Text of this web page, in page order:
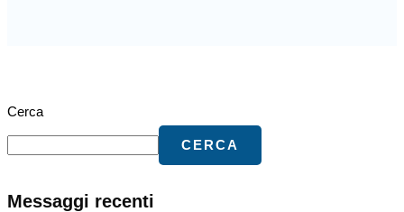
Cerca
CERCA
Messaggi recenti